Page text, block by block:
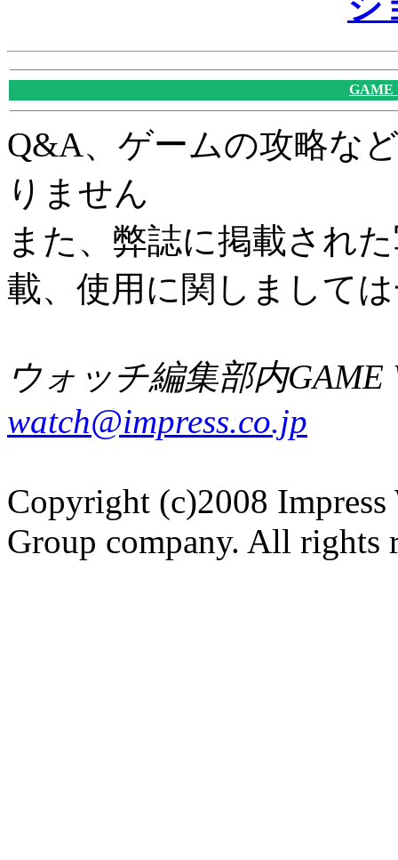
GAME
Q&A、ゲームの攻略な
りません
また、弊誌に掲載され
載、使用に関しまして
ウォッチ編集部内GAME
watch@impress.co.jp
Copyright (c)2008 Impress
Group company. All rights